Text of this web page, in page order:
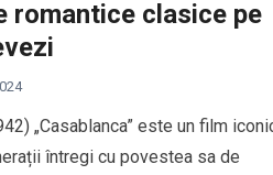
romantice clasice pe
„Casablanca” este un film
întregi cu povestea sa de